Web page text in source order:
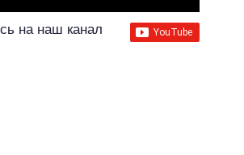
на наш канал